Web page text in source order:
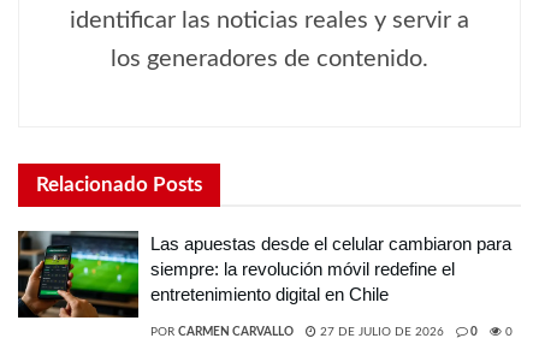
identificar las noticias reales y servir a
los generadores de contenido.
Relacionado Posts
Las apuestas desde el celular cambiaron para
siempre: la revolución móvil redefine el
entretenimiento digital en Chile
POR CARMEN CARVALLO 27 DE JULIO DE 2026 0 0